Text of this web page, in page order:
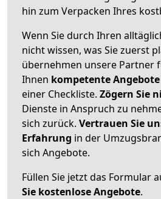
hin zum Verpacken Ihres
Wenn Sie durch Ihren
nicht wissen, was Sie zuerst
übernehmen unsere Partner
Ihnen kompetente Angebote
einer Checkliste. Zögern Sie
Dienste in Anspruch zu
sich zurück. Vertrauen Sie
Erfahrung in der
sich Angebote.
Füllen Sie jetzt das Formular
Sie kostenlose Angebote.